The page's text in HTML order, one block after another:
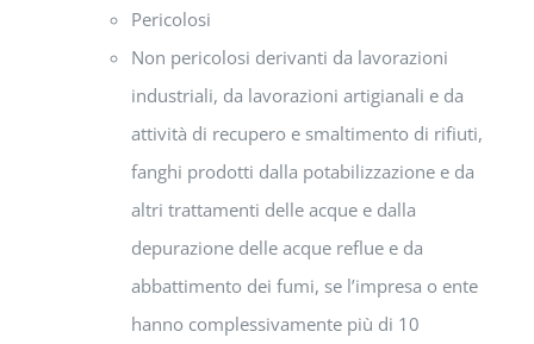
Pericolosi
Non pericolosi derivanti da lavorazioni
industriali, da lavorazioni artigianali e da
attività di recupero e smaltimento di rifiuti,
fanghi prodotti dalla potabilizzazione e da
altri trattamenti delle acque e dalla
depurazione delle acque reflue e da
abbattimento dei fumi, se l’impresa o ente
hanno complessivamente più di 10